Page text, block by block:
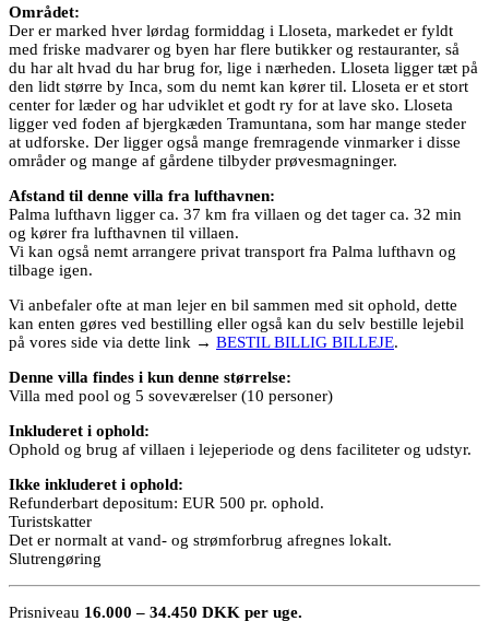
Området:
Der er marked hver lørdag formiddag i Lloseta, markedet er fyldt
med friske madvarer og byen har flere butikker og restauranter, så
du har alt hvad du har brug for, lige i nærheden. Lloseta ligger tæt på
den lidt større by Inca, som du nemt kan kører til. Lloseta er et stort
center for læder og har udviklet et godt ry for at lave sko. Lloseta
ligger ved foden af ​​bjergkæden Tramuntana, som har mange steder
at udforske. Der ligger også mange fremragende vinmarker i disse
områder og mange af gårdene tilbyder prøvesmagninger.
Afstand til denne villa fra lufthavnen:
Palma lufthavn ligger ca. 37 km fra villaen og det tager ca. 32 min
og kører fra lufthavnen til villaen.
Vi kan også nemt arrangere privat transport fra Palma lufthavn og
tilbage igen.
Vi anbefaler ofte at man lejer en bil sammen med sit ophold, dette
kan enten gøres ved bestilling eller også kan du selv bestille lejebil
på vores side via dette link → BESTIL BILLIG BILLEJE.
Denne villa findes i kun denne størrelse:
Villa med pool og 5 soveværelser (10 personer)
Inkluderet i ophold:
Ophold og brug af villaen i lejeperiode og dens faciliteter og udstyr.
Ikke inkluderet i ophold:
Refunderbart depositum: EUR 500 pr. ophold.
Turistskatter
Det er normalt at vand- og strømforbrug afregnes lokalt.
Slutrengøring
Prisniveau 16.000 – 34.450 DKK per uge.